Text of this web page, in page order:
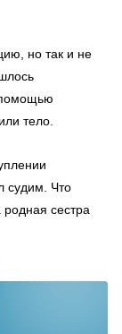
но так и не
помощью
тело.
судим. Что
родная сестра